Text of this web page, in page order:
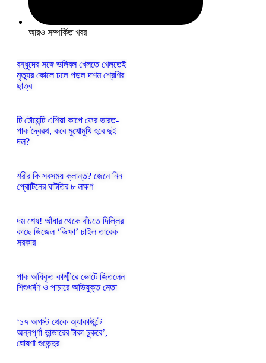
আরও সম্পর্কিত খবর
বন্ধুদের সঙ্গে ভলিবল খেলতে খেলতেই
মৃত্যুর কোলে ঢলে পড়ল দশম শ্রেণির
ছাত্র
টি টোয়েন্টি এশিয়া কাপে ফের ভারত-
পাক দ্বৈরথ, কবে মুখোমুখি হবে দুই
দল?
শরীর কি সবসময় ক্লান্ত? জেনে নিন
প্রোটিনের ঘাটতির ৮ লক্ষণ
দম শেষ! আঁধার থেকে বাঁচতে দিল্লির
কাছে ডিজেল ‘ভিক্ষা’ চাইল তারেক
সরকার
পাক অধিকৃত কাশ্মীরে ভোটে জিতলেন
শিশুধর্ষণ ও পাচারে অভিযুক্ত নেতা
‘১৭ অগস্ট থেকে অ্যাকাউন্টে
অন্নপূর্ণা ভান্ডারের টাকা ঢুকবে’,
ঘোষণা শুভেন্দুর